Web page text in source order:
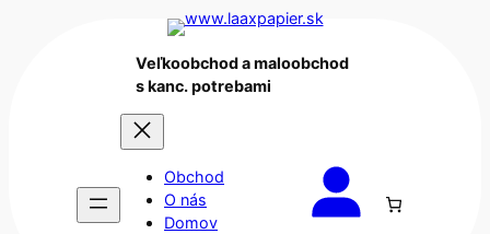
Veľkoobchod a maloobchod
s kanc. potrebami
Obchod
O nás
Domov